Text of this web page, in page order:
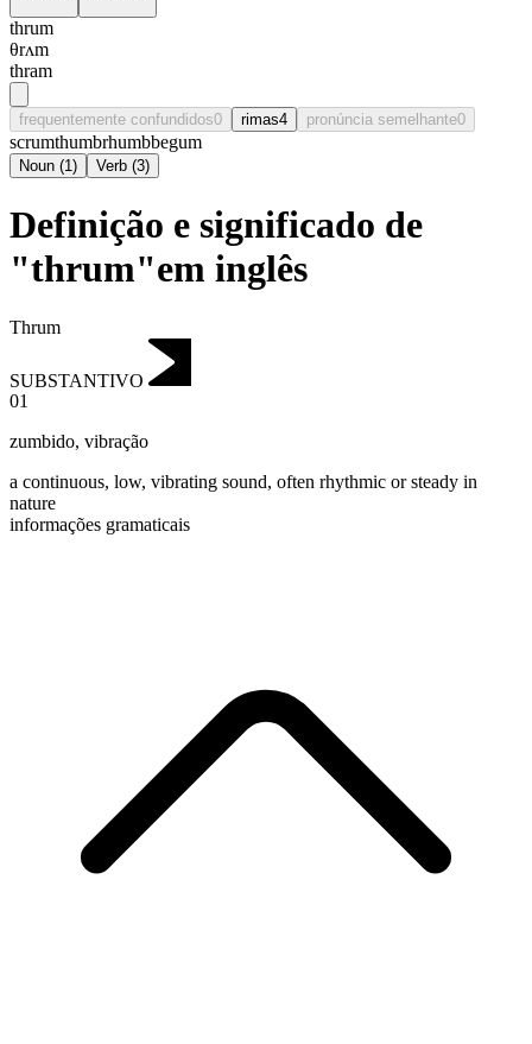
thrum
θrʌm
thram
frequentemente confundidos0 rimas4 pronúncia semelhante0
scrumthumbrhumbbegum
Noun (1) Verb (3)
Definição e significado de
"thrum"em inglês
Thrum
SUBSTANTIVO
01
zumbido, vibração
a continuous, low, vibrating sound, often rhythmic or steady in
nature
informações gramaticais